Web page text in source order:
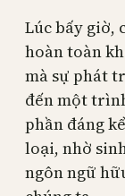
Lúc bấy giờ,
hoàn toàn
mà sự phát
đến một
phần đáng
loại, nhờ
ngôn ngữ